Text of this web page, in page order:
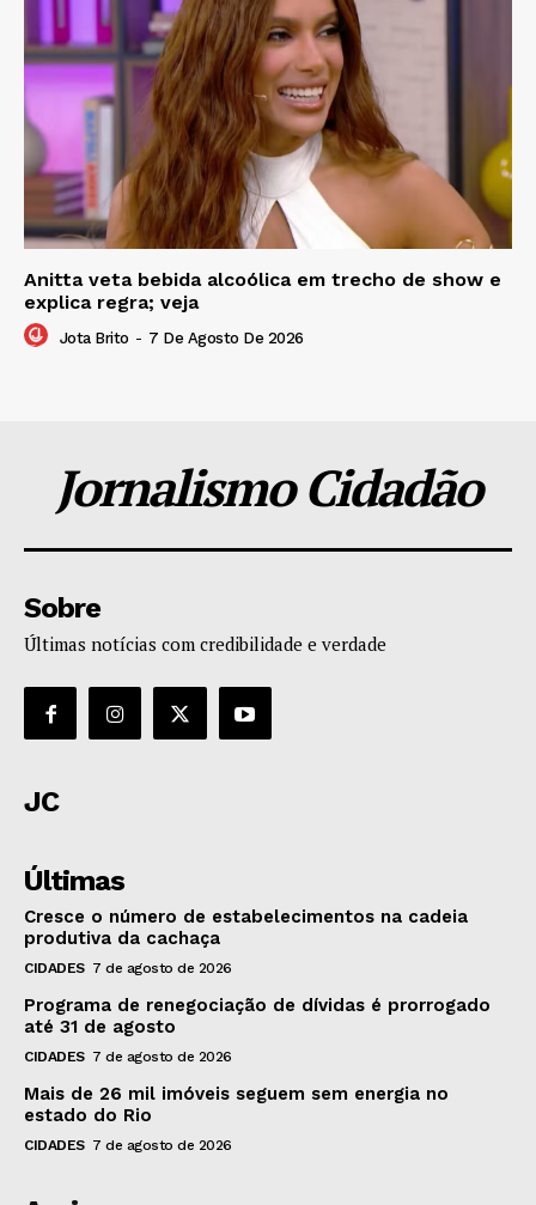
Anitta veta bebida alcoólica em trecho de show e
explica regra; veja
Jota Brito - 7 De Agosto De 2026
Jornalismo Cidadão
Sobre
Últimas notícias com credibilidade e verdade
JC
Últimas
Cresce o número de estabelecimentos na cadeia
produtiva da cachaça
CIDADES 7 de agosto de 2026
Programa de renegociação de dívidas é prorrogado
até 31 de agosto
CIDADES 7 de agosto de 2026
Mais de 26 mil imóveis seguem sem energia no
estado do Rio
CIDADES 7 de agosto de 2026